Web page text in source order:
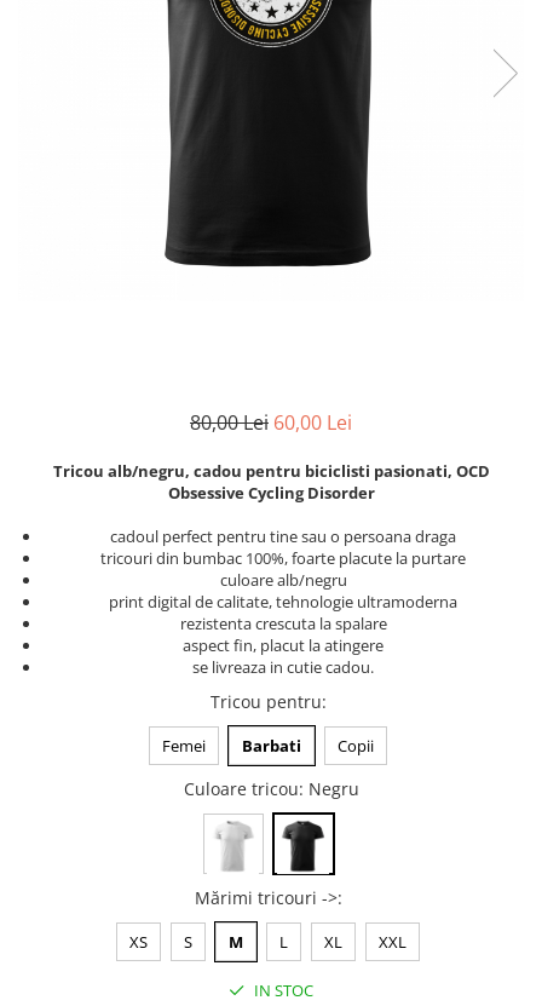
Tricouri gameri
Tricouri music is life
Tricouri sporturi de iarna
Tricouri snowboard
Tricouri ski
Tricouri aniversare
Tricouri cadou 20 ani
Tricouri motociclisti
80,00 Lei 60,00 Lei
Tricou alb/negru, cadou pentru biciclisti pasionati, OCD
Obsessive Cycling Disorder
cadoul perfect pentru tine sau o persoana draga
tricouri din bumbac 100%, foarte placute la purtare
culoare alb/negru
print digital de calitate, tehnologie ultramoderna
rezistenta crescuta la spalare
aspect fin, placut la atingere
se livreaza in cutie cadou.
Tricou pentru:
Femei Barbati Copii
Culoare tricou: Negru
Mărimi tricouri ->:
XS S M L XL XXL
IN STOC